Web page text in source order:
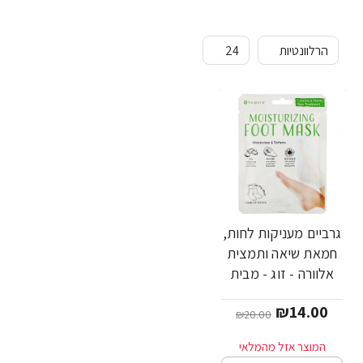
-30%
גרביים מעניקות לחות,
חמאת שיאה ותמצית
אלוורה - זוג - מבית
₪14.00
₪20.00